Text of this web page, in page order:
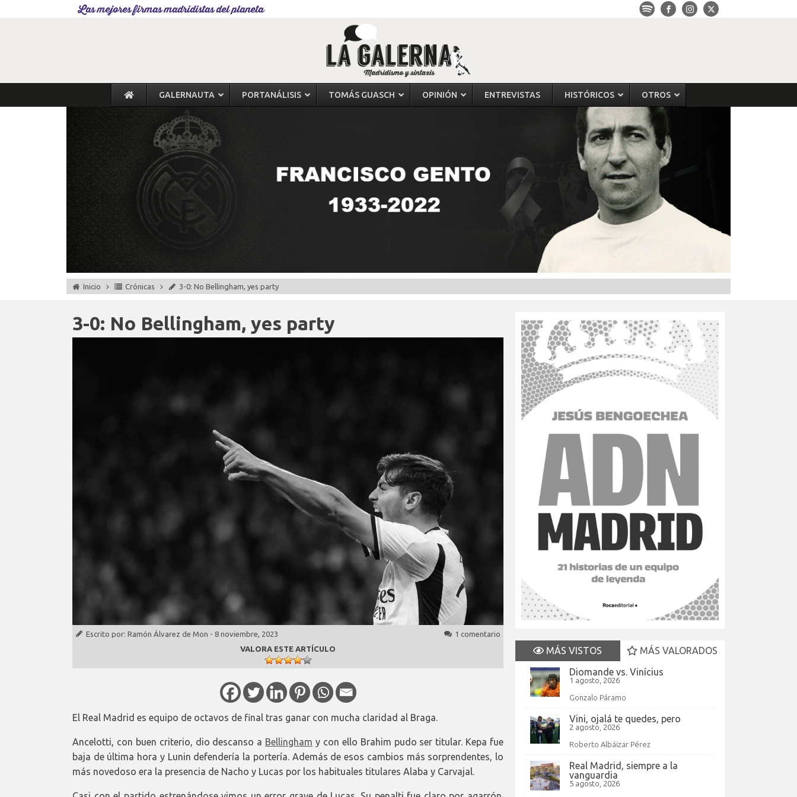
Las mejores firmas madridistas del planeta
GALERNAUTA PORTANÁLISIS TOMÁS GUASCH OPINIÓN ENTREVISTAS HISTÓRICOS OTROS
Inicio Crónicas 3-0: No Bellingham, yes party
3-0: No Bellingham, yes party
Escrito por: Ramón Álvarez de Mon - 8 noviembre, 2023
1 comentario
VALORA ESTE ARTÍCULO
El Real Madrid es equipo de octavos de final tras ganar con mucha claridad al Braga.
Ancelotti, con buen criterio, dio descanso a Bellingham y con ello Brahim pudo ser titular. Kepa fue
baja de última hora y Lunin defendería la portería. Además de esos cambios más sorprendentes, lo
más novedoso era la presencia de Nacho y Lucas por los habituales titulares Alaba y Carvajal.
MÁS VISTOS
MÁS VALORADOS
Diomande vs. Vinícius
1 agosto, 2026
Gonzalo Páramo
Vini, ojalá te quedes, pero
2 agosto, 2026
Roberto Albáizar Pérez
Real Madrid, siempre a la
vanguardia
5 agosto, 2026